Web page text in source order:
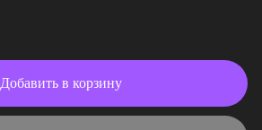
Добавить в корзину